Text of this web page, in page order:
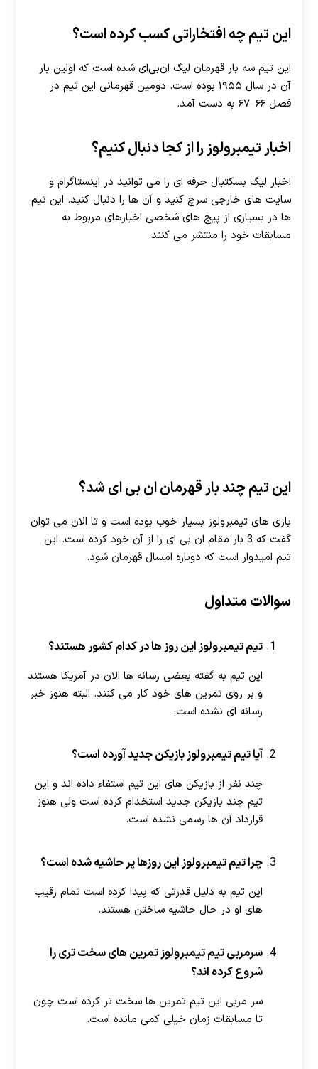
هات بت
این تیم چه افتخاراتی کسب کرده است؟
این تیم سه بار قهرمان لیگ ان‌بی‌ای شده ‌است که اولین بار
آن در سال ۱۹۵۵ بوده ‌است. دومین قهرمانی این تیم در
فصل ۶۶–۶۷ به دست آمد.
اخبار تیمبرولوز را از کجا دنبال کنیم؟
اخبار لیگ بسکتبال حرفه ای را می توانید در اینستاگرام و
سایت های خارجی سرچ کنید و آن ها را دنبال کنید. این تیم
ها در بسیاری از پیج های شخصی اخبارهای مربوط به
مسابقات خود را منتشر می کنند.
این تیم چند بار قهرمان ان بی ای شد؟
بازی های تیمبرولوز بسیار خوب بوده است و تا الان می توان
گفت که 3 بار مقام ان بی ای را از آن خود کرده است. این
تیم امیدوار است که دوباره امسال قهرمان شود.
سوالات متداول
تیم تیمبرولوز این روز ها در کدام کشور هستند؟
این تیم به گفته بعضی رسانه ها الان در آمریکا هستند
و بر روی تمرین های خود کار می کنند. البته هنوز خبر
رسانه ای نشده است.
آیا تیم تیمبرولوز بازیکن جدید آورده است؟
چند نفر از بازیکن های این تیم استفاء داده اند و این
تیم چند بازیکن جدید استخدام کرده است ولی هنوز
قرارداد آن ها رسمی نشده است.
چرا تیم تیمبرولوز این روزها پر حاشیه شده است؟
این تیم به دلیل قدرتی که پیدا کرده است تمام رقیب
های او در حال حاشیه ساختن هستند.
سرمربی تیم تیمبرولوز تمرین های سخت تری را
شروع کرده اند؟
سر مربی این تیم تمرین ها سخت تر کرده است چون
تا مسابقات زمان خیلی کمی مانده است.